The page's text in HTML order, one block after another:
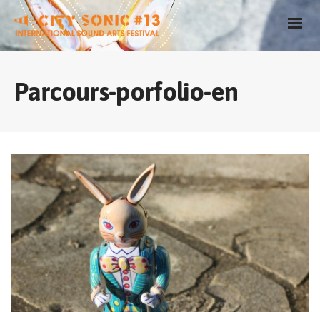
Parcours-porfolio-en